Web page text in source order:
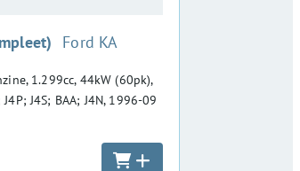
:Ford KA
1.299cc, 44kW (60pk),
J4P; J4S; BAA; J4N, 1996-09